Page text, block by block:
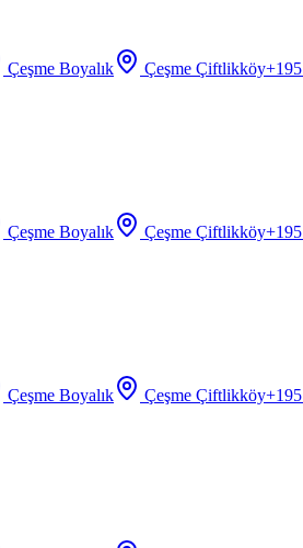
Çeşme Boyalık Çeşme Çiftlikköy+195
Çeşme Boyalık Çeşme Çiftlikköy+195
Çeşme Boyalık Çeşme Çiftlikköy+195